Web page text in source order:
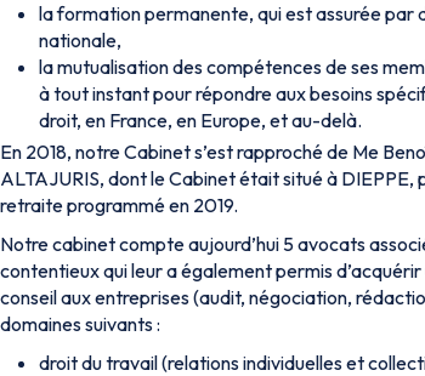
la formation permanente, qui est assurée par
nationale,
la mutualisation des compétences de ses
à tout instant pour répondre aux besoins
droit, en France, en Europe, et au-delà.
En 2018, notre Cabinet s’est rapproché de Me
ALTAJURIS, dont le Cabinet était situé à DIEPPE,
retraite programmé en 2019.
Notre cabinet compte aujourd’hui 5 avocats
contentieux qui leur a également permis
conseil aux entreprises (audit, négociation,
domaines suivants :
droit du travail (relations individuelles et